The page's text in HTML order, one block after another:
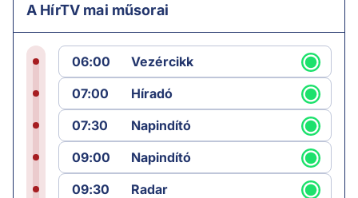
A HírTV mai műsorai
06:00
Vezércikk
07:00
Híradó
07:30
Napindító
09:00
Napindító
09:30
Radar